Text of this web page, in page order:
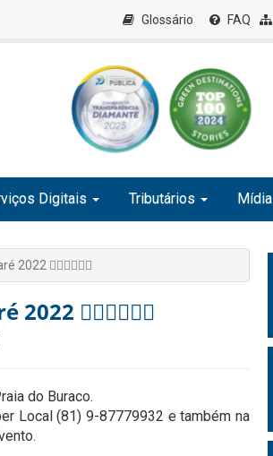
Glossário FAQ
Digitais Tributários Mídia
🏄🏼‍♀️🏄🏼‍♂️
🏄🏼‍♀️🏄🏼‍♂️
do Buraco.
Local (81) 9-87779932 e também na